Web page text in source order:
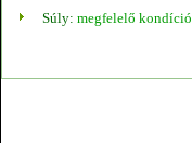
Súly: megfelelő kondíció